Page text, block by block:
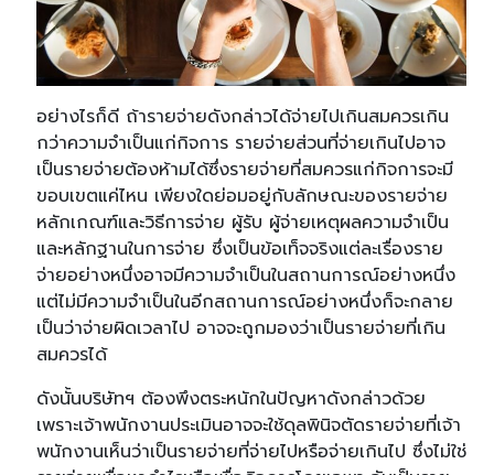
อย่างไรก็ดี ถ้ารายจ่ายดังกล่าวได้จ่ายไปเกินสมควรเกิน
กว่าความจำเป็นแก่กิจการ รายจ่ายส่วนที่จ่ายเกินไปอาจ
เป็นรายจ่ายต้องห้ามได้ซึ่งรายจ่ายที่สมควรแก่กิจการจะมี
ขอบเขตแค่ไหน เพียงใดย่อมอยู่กับลักษณะของรายจ่าย
หลักเกณฑ์และวิธีการจ่าย ผู้รับ ผู้จ่ายเหตุผลความจำเป็น
และหลักฐานในการจ่าย ซึ่งเป็นข้อเท็จจริงแต่ละเรื่องราย
จ่ายอย่างหนึ่งอาจมีความจำเป็นในสถานการณ์อย่างหนึ่ง
แต่ไม่มีความจำเป็นในอีกสถานการณ์อย่างหนึ่งก็จะกลาย
เป็นว่าจ่ายผิดเวลาไป อาจจะถูกมองว่าเป็นรายจ่ายที่เกิน
สมควรได้
ดังนั้นบริษัทฯ ต้องพึงตระหนักในปัญหาดังกล่าวด้วย
เพราะเจ้าพนักงานประเมินอาจจะใช้ดุลพินิจตัดรายจ่ายที่เจ้า
พนักงานเห็นว่าเป็นรายจ่ายที่จ่ายไปหรือจ่ายเกินไป ซึ่งไม่ใช่